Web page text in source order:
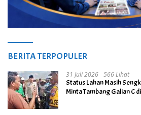
BERITA TERPOPULER
31 Juli 2026 566 Lihat
Status Lahan Masih
Minta Tambang Galian C